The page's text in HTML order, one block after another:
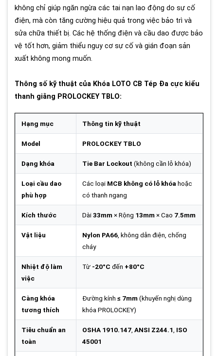
không chỉ giúp ngăn ngừa các tai nạn lao động do sự cố
điện, mà còn tăng cường hiệu quả trong việc bảo trì và
sửa chữa thiết bị. Các hệ thống điện và cầu dao được bảo
vệ tốt hơn, giảm thiểu nguy cơ sự cố và gián đoạn sản
xuất không mong muốn.
Thông số kỹ thuật của Khóa LOTO CB Tép Đa cực kiểu
thanh giằng PROLOCKEY TBLO:
Hạng mục Thông tin kỹ thuật
Model PROLOCKEY TBLO
Dạng khóa Tie Bar Lockout (không cần lỗ khóa)
Loại cầu dao
phù hợp
Các loại MCB không có lỗ khóa hoặc
có thanh ngang
Kích thước Dài33mm× Rộng 13mm× Cao 7.5mm
Vật liệu Nylon PA66 , không dẫn điện, chống
cháy
Nhiệt độ làm
việc
Từ -20°C đến +80°C
Càng khóa
tương thích
Đường kính ≤ 7mm(khuyến nghị dùng
khóa PROLOCKEY)
Tiêu chuẩn an
toàn
OSHA 1910.147 ANSI Z244.1 ISO
45001